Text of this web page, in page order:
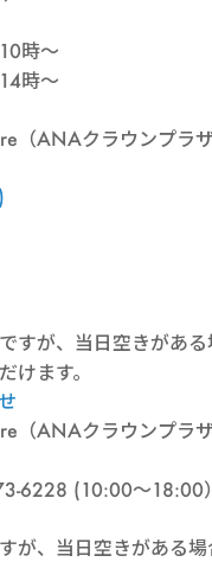
時～
時～
（ANAクラウンプラ
すが、当日空きがあ
けます。
（ANAクラウンプラ
6228 (10:00～18:00）
が、当日空きがある場